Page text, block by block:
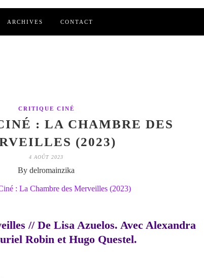
ARCHIVES CONTACT
CRITIQUE CINÉ
: LA CHAMBRE DES
(2023)
4 AOÛT 2023
By delromainzika
// De Lisa Azuelos. Avec Alexandra
Robin et Hugo Questel.